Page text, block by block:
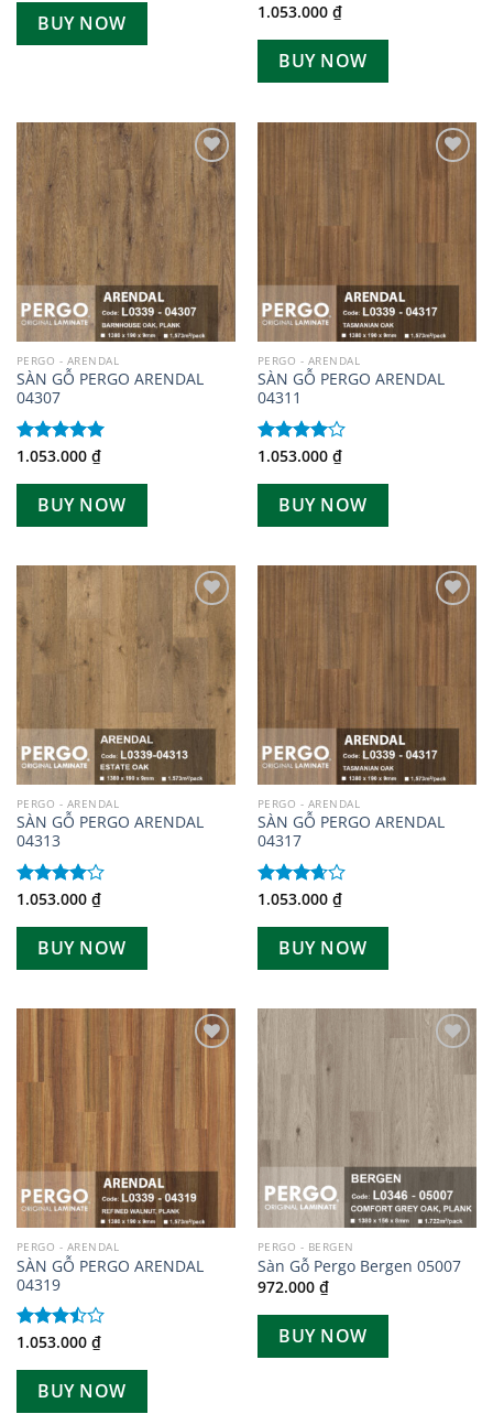
BUY NOW
Được
3.505
sao
1.053.000 ₫
BUY NOW
Add to
wishlist
PERGO - ARENDAL
SÀN GỖ PERGO ARENDAL
04307
Được xếp
5 sao
1.053.000 ₫
BUY NOW
Add to
PERGO - ARENDAL
SÀN GỖ PERGO ARENDAL
04311
Được
4.005
sao
1.053.000 ₫
BUY NOW
Add to
wishlist
PERGO - ARENDAL
SÀN GỖ PERGO ARENDAL
04313
Được
sao
1.053.000 ₫
BUY NOW
Add to
PERGO - ARENDAL
SÀN GỖ PERGO ARENDAL
04317
Được
3.675
sao
1.053.000 ₫
BUY NOW
PERGO - ARENDAL
SÀN GỖ PERGO ARENDAL
04319
Được
3.505
1.053.000 ₫
BUY NOW
Add to
wishlist
PERGO - BERGEN
Sàn Gỗ Pergo Bergen 05007
972.000 ₫
BUY NOW